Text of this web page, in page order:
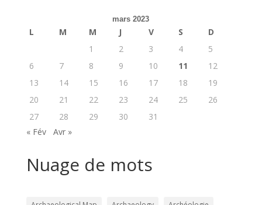
mars 2023
L M M J V S
D
1
2 3 4
5
6
7 8 9 10 11
12
13
14 15 16 17 18
19
20
21 22 23 24 25
26
27
28 29 30
31
« Fév
Avr »
Nuage de mots